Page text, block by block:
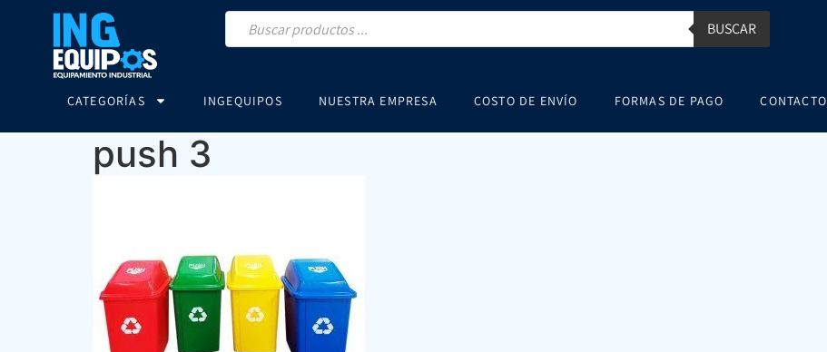
BUSCAR
CATEGORÍAS INGEQUIPOS NUESTRA EMPRESA COSTO DE ENVÍO FORMAS DE PAGO CONTACTO
push 3